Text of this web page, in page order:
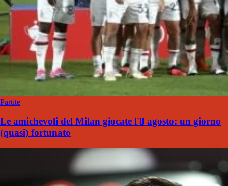
Partite
Le amichevoli del Milan giocate l'8 agosto: un giorno
(quasi) fortunato